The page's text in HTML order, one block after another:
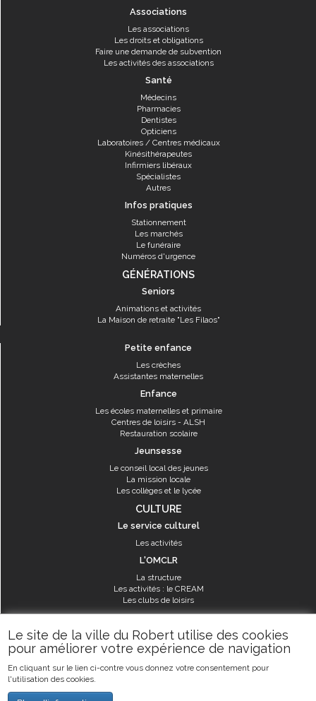
Le site de la ville du Robert utilise des cookies
pour améliorer votre expérience de navigation
En cliquant sur le lien ci-contre vous donnez votre consentement pour
l'utilisation des cookies.
Associations
Les associations
Les droits et obligations
Faire une demande de subvention
Les activités des associations
Santé
Médecins
Pharmacies
Dentistes
Opticiens
Laboratoires / Centres médicaux
Kinésithérapeutes
Infirmiers libéraux
Spécialistes
Autres
Infos pratiques
Stationnement
Les marchés
Le funéraire
Numéros d'urgence
GÉNÉRATIONS
Seniors
Animations et activités
La Maison de retraite "Les Filaos"
Petite enfance
Les crèches
Assistantes maternelles
Enfance
Les écoles maternelles et primaire
Centres de loisirs - ALSH
Restauration scolaire
Jeunsesse
Le conseil local des jeunes
La mission locale
Les collèges et le lycée
CULTURE
Le service culturel
Les activités
L'OMCLR
La structure
Les activités : le CREAM
Les clubs de loisirs
SPORT
Les équipements sportifs
Les aménagements municipaux
Les activités